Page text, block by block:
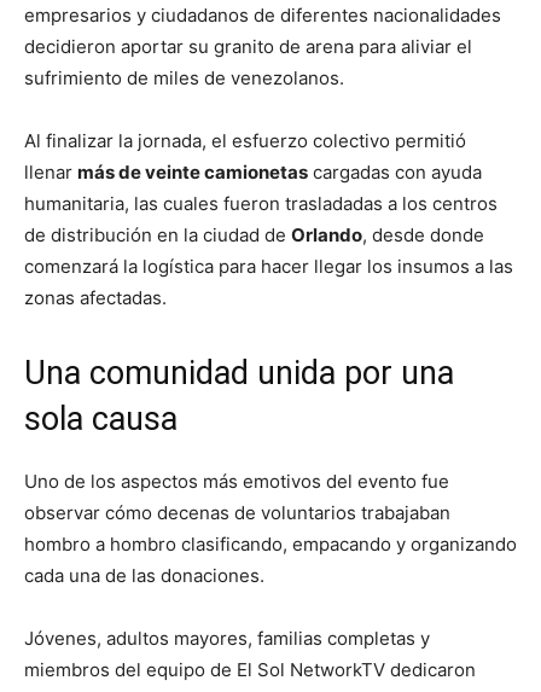
empresarios y ciudadanos de diferentes nacionalidades
decidieron aportar su granito de arena para aliviar el
sufrimiento de miles de venezolanos.
Al finalizar la jornada, el esfuerzo colectivo permitió
llenar más de veinte camionetas cargadas con ayuda
humanitaria, las cuales fueron trasladadas a los centros
de distribución en la ciudad de Orlando, desde donde
comenzará la logística para hacer llegar los insumos a las
zonas afectadas.
Una comunidad unida por una
sola causa
Uno de los aspectos más emotivos del evento fue
observar cómo decenas de voluntarios trabajaban
hombro a hombro clasificando, empacando y organizando
cada una de las donaciones.
Jóvenes, adultos mayores, familias completas y
miembros del equipo de El Sol NetworkTV dedicaron